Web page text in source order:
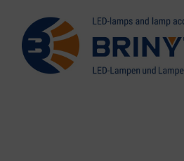
Inhalt
springen